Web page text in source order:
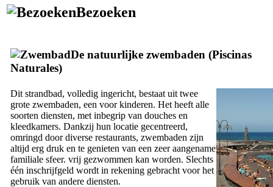
Bezoeken
De natuurlijke zwembaden (Piscinas
Naturales)
Dit strandbad, volledig ingericht, bestaat uit twee
grote zwembaden, een voor kinderen. Het heeft alle
soorten diensten, met inbegrip van douches en
kleedkamers. Dankzij hun locatie gecentreerd,
omringd door diverse restaurants, zwembaden zijn
altijd erg druk en te genieten van een zeer aangename
familiale sfeer. vrij gezwommen kan worden. Slechts
één inschrijfgeld wordt in rekening gebracht voor het
gebruik van andere diensten.